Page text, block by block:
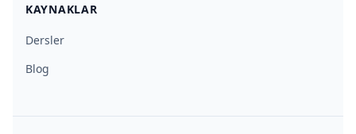
KAYNAKLAR
Dersler
Blog